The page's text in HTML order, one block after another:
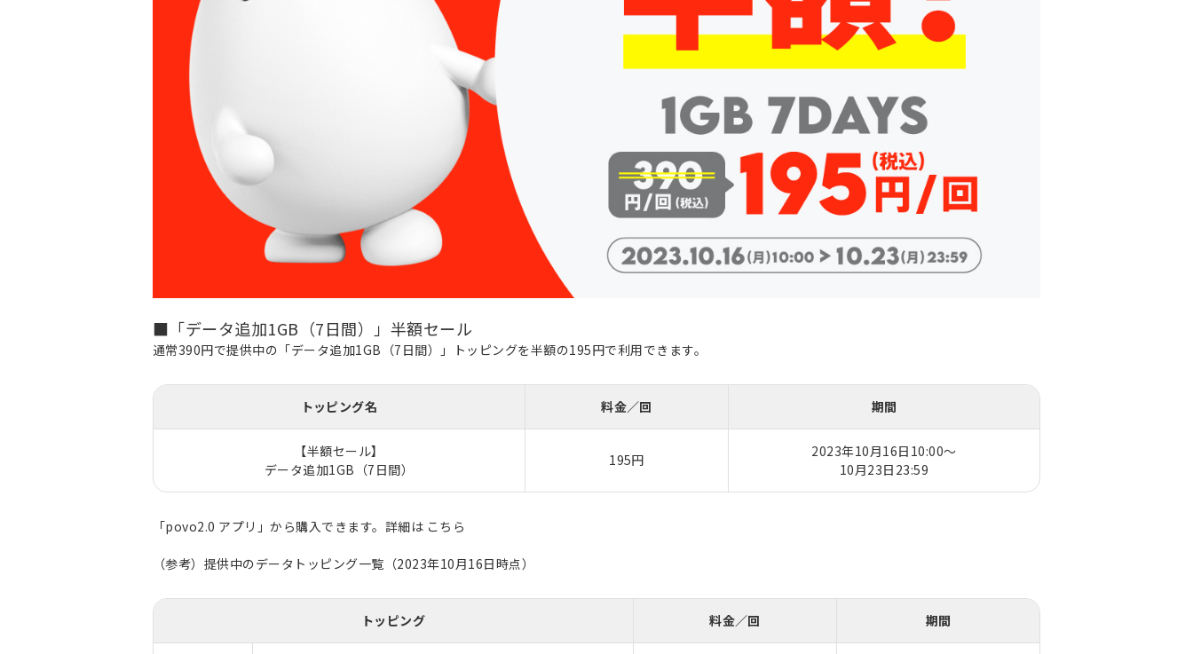
■「データ追加1GB（7日間）」半額セール
通常390円で提供中の「データ追加1GB（7日間）」トッピングを半額の195円で利用できます。
トッピング名 料金／回 期間
【半額セール】
データ追加1GB（7日間）
195円
2023年10月16日10:00～
10月23日23:59
「povo2.0 アプリ」から購入できます。詳細は こちら
（参考）提供中のデータトッピング一覧（2023年10月16日時点）
トッピング 料金／回 期間